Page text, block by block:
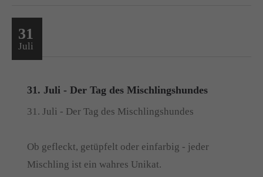
31
Juli
31. Juli - Der Tag des Mischlingshundes
31. Juli - Der Tag des Mischlingshundes
Ob gefleckt, getüpfelt oder einfarbig - jeder
Mischling ist ein wahres Unikat.